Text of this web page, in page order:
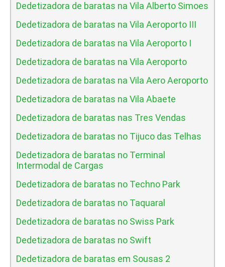
Dedetizadora de baratas na Vila Alberto Simoes
Dedetizadora de baratas na Vila Aeroporto III
Dedetizadora de baratas na Vila Aeroporto I
Dedetizadora de baratas na Vila Aeroporto
Dedetizadora de baratas na Vila Aero Aeroporto
Dedetizadora de baratas na Vila Abaete
Dedetizadora de baratas nas Tres Vendas
Dedetizadora de baratas no Tijuco das Telhas
Dedetizadora de baratas no Terminal
Intermodal de Cargas
Dedetizadora de baratas no Techno Park
Dedetizadora de baratas no Taquaral
Dedetizadora de baratas no Swiss Park
Dedetizadora de baratas no Swift
Dedetizadora de baratas em Sousas 2